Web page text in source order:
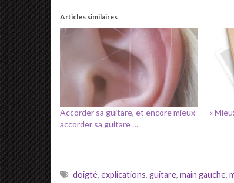
Articles similaires
Accorder sa guitare, et encore mieux
accorder sa guitare …
«
doigté, explications, guitare, main gauche,